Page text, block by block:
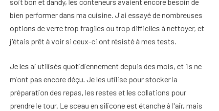
bien performer dans ma cuisine. J'ai essayé de nombreuses
options de verre trop fragiles ou trop difficiles à nettoyer, et
j'étais prêt à voir si ceux-ci ont résisté à mes tests.
Je les ai utilisés quotidiennement depuis des mois, et ils ne
m'ont pas encore déçu. Je les utilise pour stocker la
préparation des repas, les restes et les collations pour
prendre le tour. Le sceau en silicone est étanche à l'air, mais